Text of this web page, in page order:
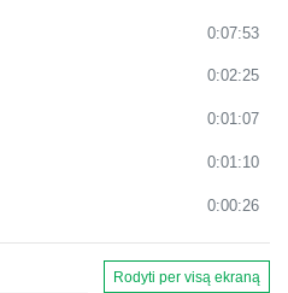
0:07:53
0:02:25
0:01:07
0:01:10
0:00:26
0:00:56
Rodyti per visą ekraną